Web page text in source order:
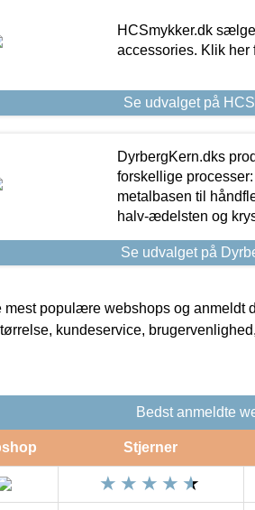
HCSmykker.dk
accessories. Klik her
Se udvalget på
DyrbergKern.dks
forskellige
metalbasen til
halv-ædelsten og
Se udvalget på
populære webshops og anmeldt
kundeservice,
Bedst anmeldte
Stjerner